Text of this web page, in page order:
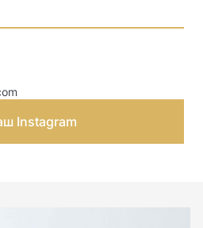
Instagram